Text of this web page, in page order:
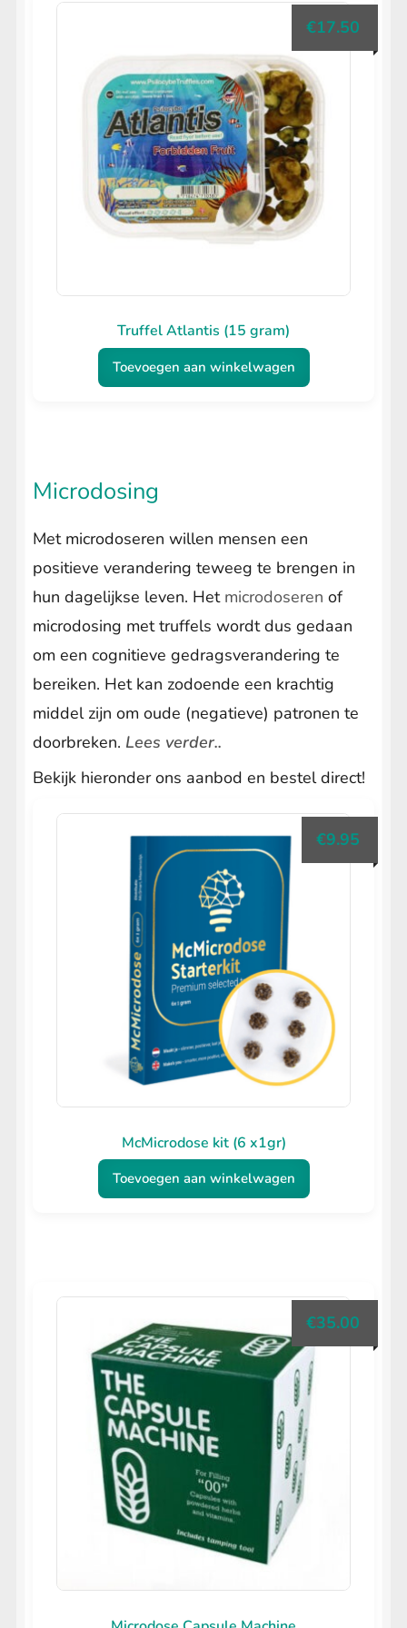
Truffel Atlantis (15 gram)
€17.50
Toevoegen aan winkelwagen
Microdosing
Met microdoseren willen mensen een
positieve verandering teweeg te brengen in
hun dagelijkse leven. Het microdoseren of
microdosing met truffels wordt dus gedaan
om een cognitieve gedragsverandering te
bereiken. Het kan zodoende een krachtig
middel zijn om oude (negatieve) patronen te
doorbreken. Lees verder..
Bekijk hieronder ons aanbod en bestel direct!
McMicrodose kit (6 x1gr)
€9.95
Toevoegen aan winkelwagen
€35.00